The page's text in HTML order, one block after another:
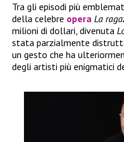
Tra gli episodi più
della celebre opera La
milioni di dollari, divenuta
stata parzialmente
un gesto che ha
degli artisti più enigmatici